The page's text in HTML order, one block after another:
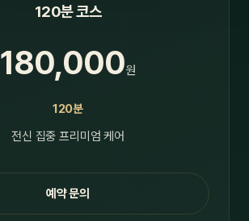
120분 코스
180,000원
120분
전신 집중 프리미엄 케어
예약 문의